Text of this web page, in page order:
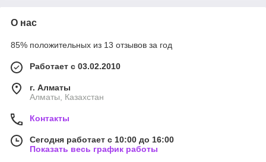
О нас
85% положительных из 13 отзывов за год
Работает с 03.02.2010
г. Алматы
Алматы, Казахстан
Контакты
Сегодня работает с 10:00 до 16:00
Показать весь график работы